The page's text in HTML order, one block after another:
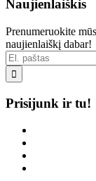
Naujienlaiškis
Prenumeruokite
naujienlaiškį dabar!

Prisijunk ir tu!